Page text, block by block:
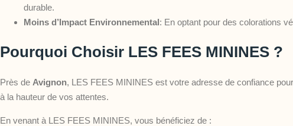
durable.
Moins d’Impact Environnemental: En optant pour des colorations
Pourquoi Choisir LES FEES MININES ?
Près de Avignon, LES FEES MININES est votre adresse de confiance
à la hauteur de vos attentes.
En venant à LES FEES MININES, vous bénéficiez de :